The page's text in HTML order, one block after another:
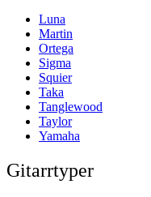
Luna
Martin
Ortega
Sigma
Squier
Taka
Tanglewood
Taylor
Yamaha
Gitarrtyper